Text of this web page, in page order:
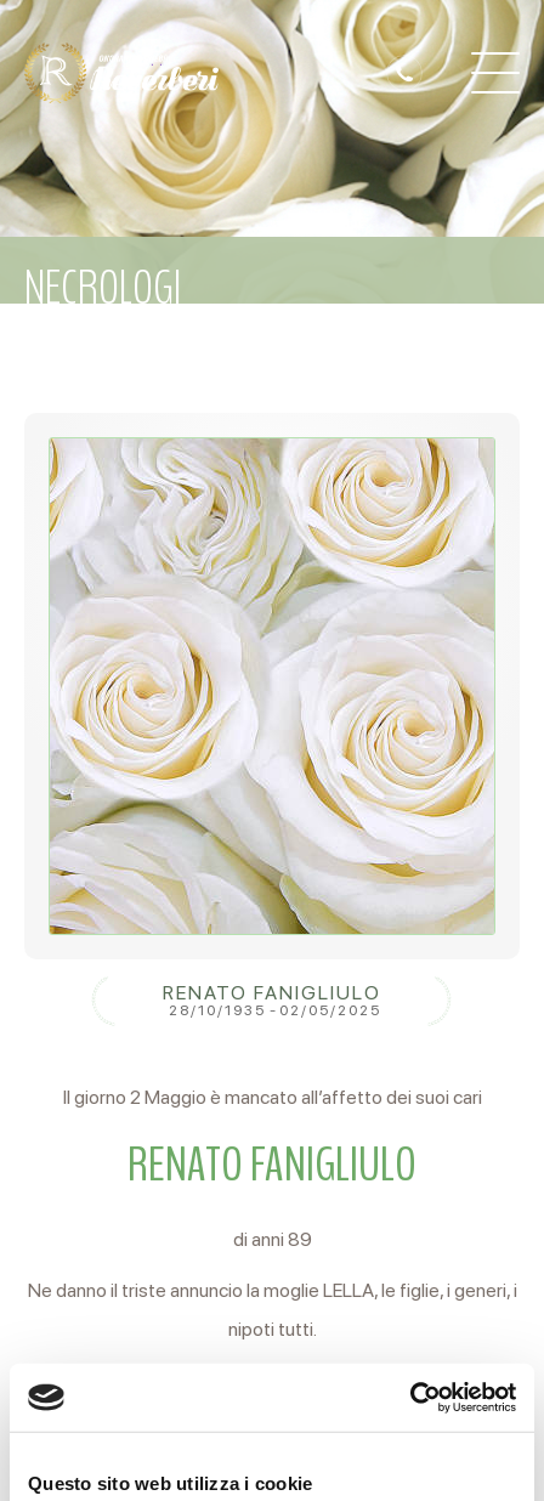
Questo sito web utilizza i cookie
NECROLOGI
RENATO FANIGLIULO
28/10/1935 - 02/05/2025
Il giorno 2 Maggio è mancato all’affetto dei suoi cari
RENATO FANIGLIULO
di anni 89
Ne danno il triste annuncio la moglie LELLA, le figlie, i generi, i
nipoti tutti.
I funerali si svolgeranno Sabato 3 c.m. partendo alle ore
14.30 dalla Casa Funeraria Reverberi di via Terezin, 21 per la